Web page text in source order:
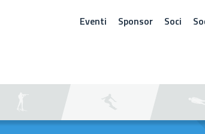
Eventi Sponsor Soci